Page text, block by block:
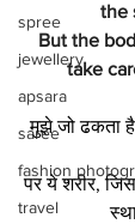
spree
jewellery
apsara
saree
fashion
travel
the
But the
take
मुझे जो ढकता
पर ये शरीर,